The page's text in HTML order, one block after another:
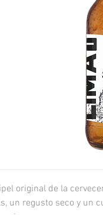
original de la
un regusto seco y un